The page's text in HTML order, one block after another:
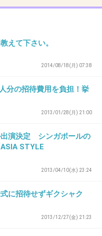
別パックで旅行予
のみの予定でした
から行きたいと言
円のﾌﾟﾗﾝで来て
えて下さい。
2014/08/18(月) 07:38
分の招待費用を負担！挙
2013/01/28(月) 21:00
演決定 シンガポールの
STYLE
2013/04/10(水) 23:24
に招待せずギクシャク
2013/12/27(金) 21:23